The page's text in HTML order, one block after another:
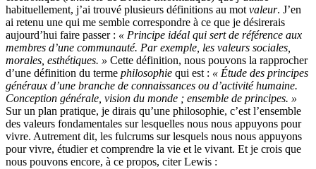
habituellement, j’ai trouvé plusieurs définitions au mot valeur. J’en
ai retenu une qui me semble correspondre à ce que je désirerais
aujourd’hui faire passer : « Principe idéal qui sert de référence aux
membres d’une communauté. Par exemple, les valeurs sociales,
morales, esthétiques. » Cette définition, nous pouvons la rapprocher
d’une définition du terme philosophie qui est : « Étude des principes
généraux d’une branche de connaissances ou d’activité humaine.
Conception générale, vision du monde ; ensemble de principes. »
Sur un plan pratique, je dirais qu’une philosophie, c’est l’ensemble
des valeurs fondamentales sur lesquelles nous nous appuyons pour
vivre. Autrement dit, les fulcrums sur lesquels nous nous appuyons
pour vivre, étudier et comprendre la vie et le vivant. Et je crois que
nous pouvons encore, à ce propos, citer Lewis :